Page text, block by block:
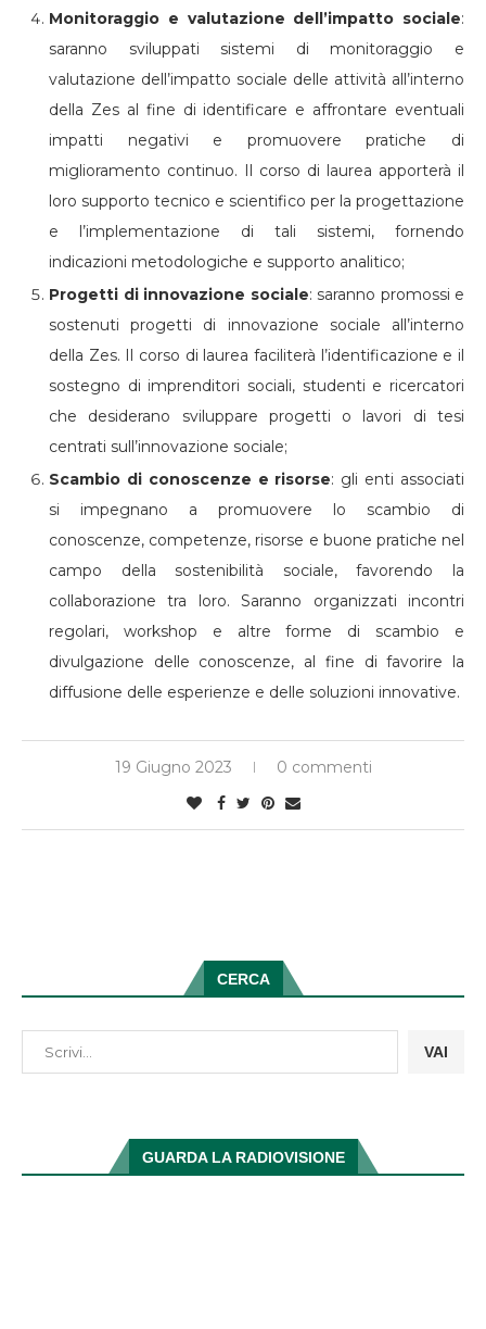
Monitoraggio e valutazione dell’impatto sociale:
saranno sviluppati sistemi di monitoraggio e
valutazione dell’impatto sociale delle attività all’interno
della Zes al fine di identificare e affrontare eventuali
impatti negativi e promuovere pratiche di
miglioramento continuo. Il corso di laurea apporterà il
loro supporto tecnico e scientifico per la progettazione
e l’implementazione di tali sistemi, fornendo
indicazioni metodologiche e supporto analitico;
Progetti di innovazione sociale: saranno promossi e
sostenuti progetti di innovazione sociale all’interno
della Zes. Il corso di laurea faciliterà l’identificazione e il
sostegno di imprenditori sociali, studenti e ricercatori
che desiderano sviluppare progetti o lavori di tesi
centrati sull’innovazione sociale;
Scambio di conoscenze e risorse: gli enti associati
si impegnano a promuovere lo scambio di
conoscenze, competenze, risorse e buone pratiche nel
campo della sostenibilità sociale, favorendo la
collaborazione tra loro. Saranno organizzati incontri
regolari, workshop e altre forme di scambio e
divulgazione delle conoscenze, al fine di favorire la
diffusione delle esperienze e delle soluzioni innovative.
19 Giugno 2023 0 commenti
CERCA
VAI
GUARDA LA RADIOVISIONE